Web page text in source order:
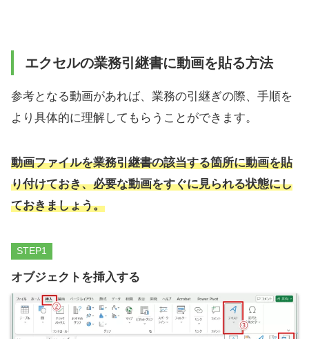
エクセルの業務引継書に動画を貼る方法
参考となる動画があれば、業務の引継ぎの際、手順を
より具体的に理解してもらうことができます。
動画ファイルを業務引継書の該当する箇所に動画を貼
り付けておき、必要な動画をすぐに見られる状態にし
ておきましょう。
STEP
オブジェクトを挿入する